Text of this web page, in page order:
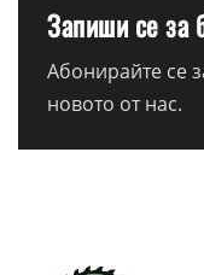
Запиши се за
Абонирайте се
новото от нас.